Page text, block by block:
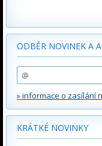
ODBĚR NOVINEK A
» informace o zasílání
KRÁTKÉ NOVINKY